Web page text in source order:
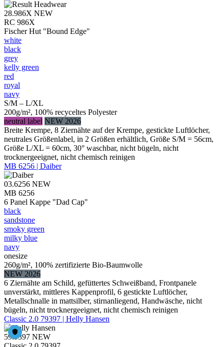
28.986X NEW
RC 986X
Fischer Hut "Bound Edge"
white
black
grey
kelly green
red
royal
navy
S/M – L/XL
200g/m², 100% recyceltes Polyester
neutral label NEW 2026
Breite Krempe, 8 Ziernähte auf der Krempe, gestickte Luftlöcher,
neutrales Größenlabel, in 2 Größen erhältlich, Größe S/M = 56cm,
Größe L/XL = 60cm, 30° waschbar, nicht bügeln, nicht
trocknergeeignet, nicht chemisch reinigen
MB 6256 | Daiber
03.6256 NEW
MB 6256
6 Panel Kappe "Dad Cap"
black
sandstone
smoky green
milky blue
navy
onesize
260g/m², 100% zertifizierte Bio-Baumwolle
NEW 2026
6 Ziernähte am Schild, gefüttertes Schweißband, Frontpanele
unverstärkt, mittleres Kappenprofil, 6 gestickte Luftlöcher,
Metallschnalle in mattsilber, stirnanliegend, Handwäsche, nicht
bügeln, nicht trocknergeeignet, nicht chemisch reinigen
Classic 2.0 79397 | Helly Hansen
59.9397 NEW